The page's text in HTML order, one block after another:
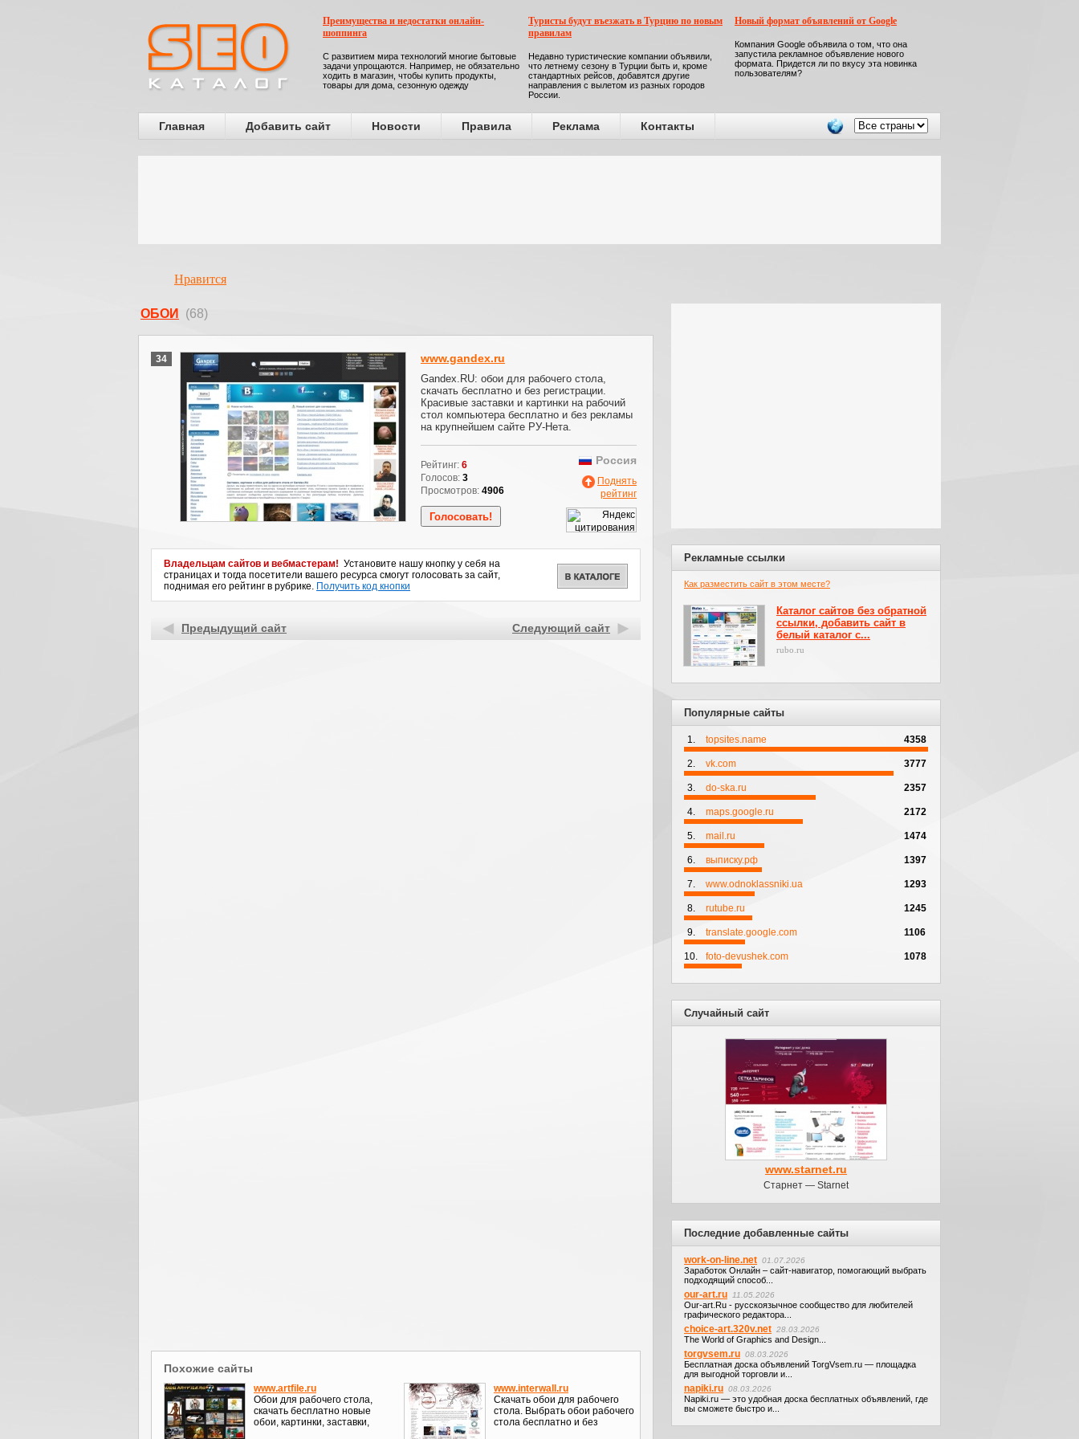
Преимущества и недостатки онлайн-
шоппинга
С развитием мира технологий многие бытовые
задачи упрощаются. Например, не обязательно
ходить в магазин, чтобы купить продукты,
товары для дома, сезонную одежду
Туристы будут въезжать в Турцию по новым
правилам
Недавно туристические компании объявили,
что летнему сезону в Турции быть и, кроме
стандартных рейсов, добавятся другие
направления с вылетом из разных городов
России.
Новый формат объявлений от Google
Компания Google объявила о том, что она
запустила рекламное объявление нового
формата. Придется ли по вкусу эта новинка
пользователям?
Главная Добавить сайт Новости Правила Реклама Контакты
Нравится
ОБОИ (68)
34 www.gandex.ru
Gandex.RU: обои для рабочего стола,
скачать бесплатно и без регистрации.
Красивые заставки и картинки на рабочий
стол компьютера бесплатно и без рекламы
на крупнейшем сайте РУ-Нета.
Рейтинг: 6
Голосов: 3
Просмотров: 4906
Россия
Поднять
рейтинг
Владельцам сайтов и вебмастерам! Установите нашу кнопку у себя на
страницах и тогда посетители вашего ресурса смогут голосовать за сайт,
поднимая его рейтинг в рубрике. Получить код кнопки
Предыдущий сайт Следующий сайт
Похожие сайты
www.artfile.ru
Обои для рабочего стола,
скачать бесплатно новые
обои, картинки, заставки,
www.interwall.ru
Скачать обои для рабочего
стола. Выбрать обои рабочего
стола бесплатно и без
Рекламные ссылки
Как разместить сайт в этом месте?
Каталог сайтов без обратной
ссылки, добавить сайт в
белый каталог с...
rubo.ru
Популярные сайты
1. topsites.name 4358
2. vk.com 3777
3. do-ska.ru 2357
4. maps.google.ru 2172
5. mail.ru 1474
6. выписку.рф 1397
7. www.odnoklassniki.ua 1293
8. rutube.ru 1245
9. translate.google.com 1106
10. foto-devushek.com 1078
Случайный сайт
www.starnet.ru
Старнет — Starnet
Последние добавленные сайты
work-on-line.net 01.07.2026
Заработок Онлайн – сайт-навигатор, помогающий выбрать
подходящий способ...
our-art.ru 11.05.2026
Our-art.Ru - русскоязычное сообщество для любителей
графического редактора...
choice-art.320v.net 28.03.2026
The World of Graphics and Design...
torgvsem.ru 08.03.2026
Бесплатная доска объявлений TorgVsem.ru — площадка
для выгодной торговли и...
napiki.ru 08.03.2026
Napiki.ru — это удобная доска бесплатных объявлений, где
вы сможете быстро и...